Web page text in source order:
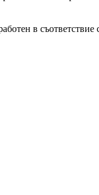
в съответствие